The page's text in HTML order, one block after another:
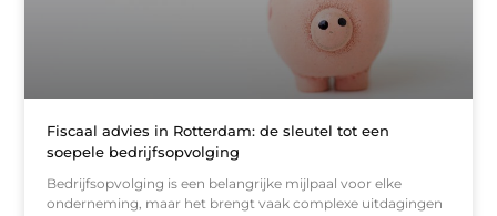
Fiscaal advies in Rotterdam: de sleutel tot een
soepele bedrijfsopvolging
Bedrijfsopvolging is een belangrijke mijlpaal voor elke
onderneming, maar het brengt vaak complexe uitdagingen